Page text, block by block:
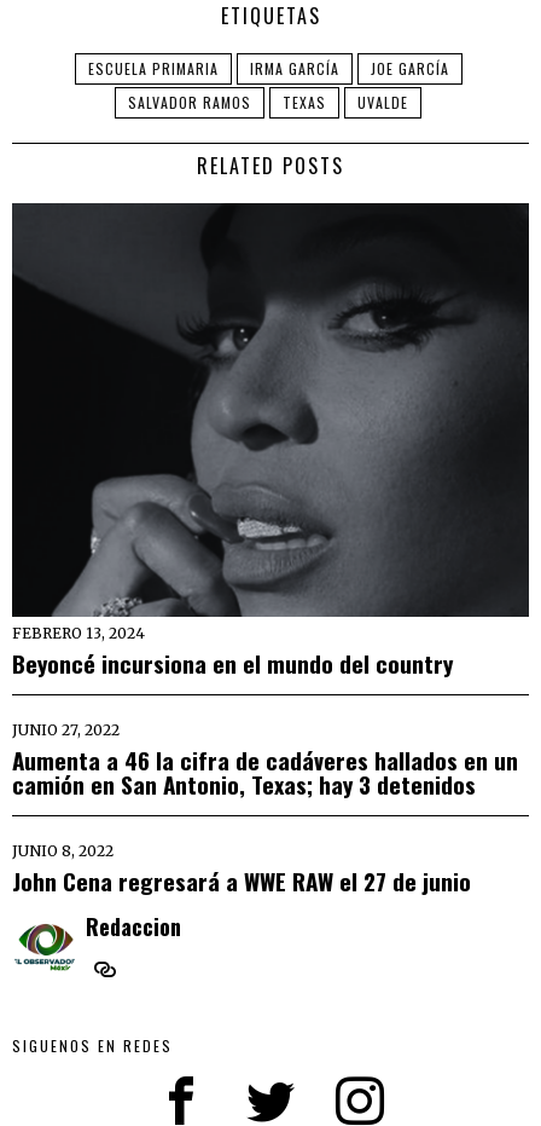
ETIQUETAS
ESCUELA PRIMARIA IRMA GARCÍA
JOE GARCÍA
SALVADOR RAMOS
TEXAS UVALDE
RELATED POSTS
FEBRERO 13, 2024
Beyoncé incursiona en el mundo del country
JUNIO 27, 2022
Aumenta a 46 la cifra de cadáveres hallados en un
camión en San Antonio, Texas; hay 3 detenidos
JUNIO 8, 2022
John Cena regresará a WWE RAW el 27 de junio
Redaccion
SIGUENOS EN REDES